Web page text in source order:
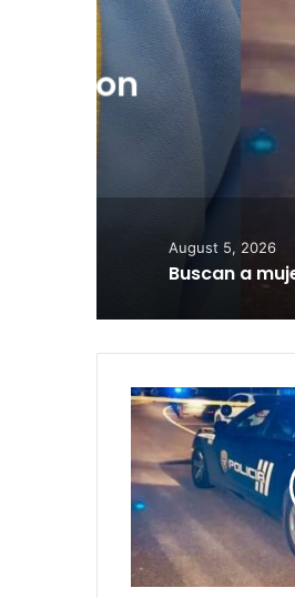
August 5, 2026
Fallece
hombre
transitaba
en
una
motora
y
fue